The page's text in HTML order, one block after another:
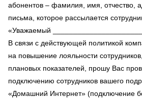
абонентов – фамилия, имя, отчество,
письма, которое рассылается
«Уважаемый
В связи с действующей политикой
на повышение лояльности
плановых показателей, прошу Вас
подключению сотрудников вашего
«Домашний Интернет» (подключение